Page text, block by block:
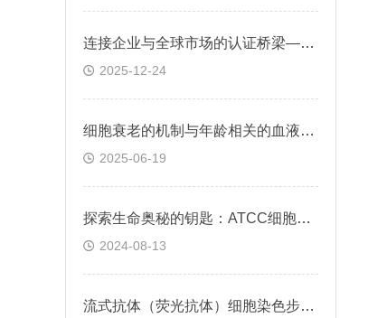
连接企业与全球市场的认证桥梁——ATCC细胞
2025-12-24
细胞衰老的机制与年龄相关的血液凝固有关
2025-06-19
探索生命奥秘的钥匙：ATCC细胞株的科学之旅
2024-08-13
流式抗体（荧光抗体）细胞染色步骤与注意事项